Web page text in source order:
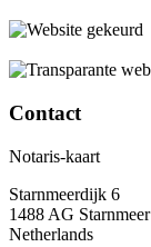
Contact
Notaris-kaart
Starnmeerdijk 6
1488 AG Starnmeer
Netherlands